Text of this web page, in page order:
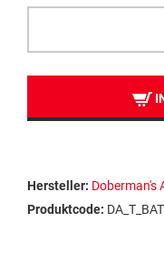
Hersteller: Doberman's
Produktcode: